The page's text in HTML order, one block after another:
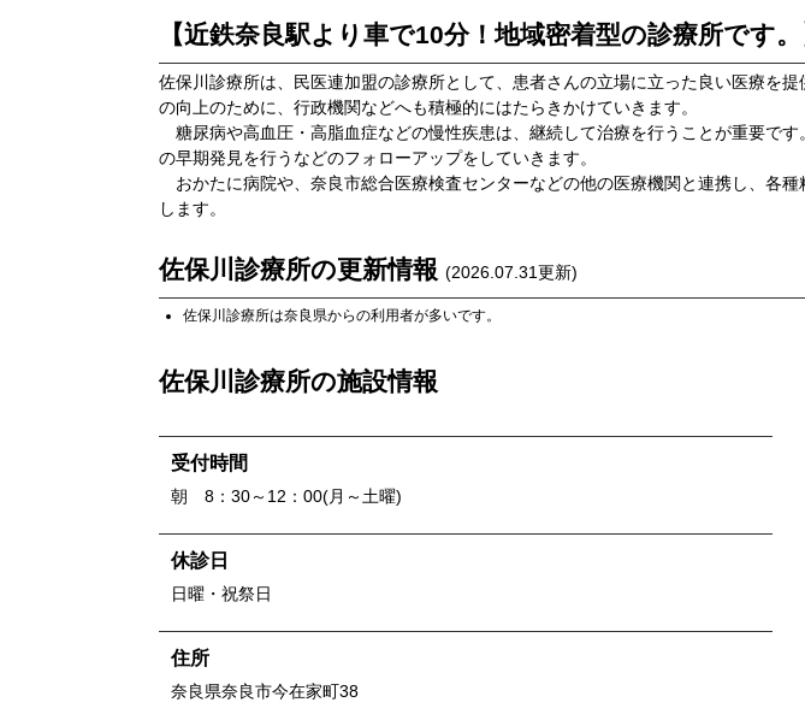
【近鉄奈良駅より車で10分！地域密着型の診療所です。
佐保川診療所は、民医連加盟の診療所として、患者さんの立場に立った良い医療を
の向上のために、行政機関などへも積極的にはたらきかけていきます。
糖尿病や高血圧・高脂血症などの慢性疾患は、継続して治療を行うことが重要で
の早期発見を行うなどのフォローアップをしていきます。
おかたに病院や、奈良市総合医療検査センターなどの他の医療機関と連携し、各
します。
佐保川診療所の更新情報 (2026.07.31更新)
佐保川診療所は奈良県からの利用者が多いです。
佐保川診療所の施設情報
受付時間
朝 8：30～12：00(月～土曜)
休診日
日曜・祝祭日
住所
奈良県奈良市今在家町38